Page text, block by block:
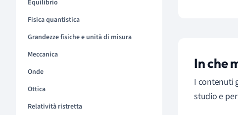
Equilibrio
Fisica quantistica
Grandezze fisiche e unità di misura
Meccanica
Onde
Ottica
Relatività ristretta
In che
I contenuti
studio e